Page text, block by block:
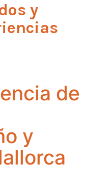
y
de
y